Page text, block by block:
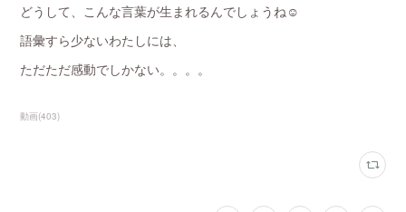
どうして、こんな言葉が生まれるんでしょうね☺️
語彙すら少ないわたしには、
ただただ感動でしかない。。。。
動画(403)